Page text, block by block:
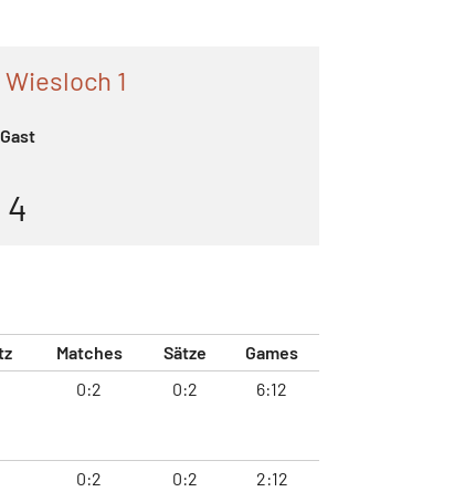
Wiesloch 1
Gast
4
Matches Sätze Games
0:2 0:2 6:12
0:2 0:2 2:12